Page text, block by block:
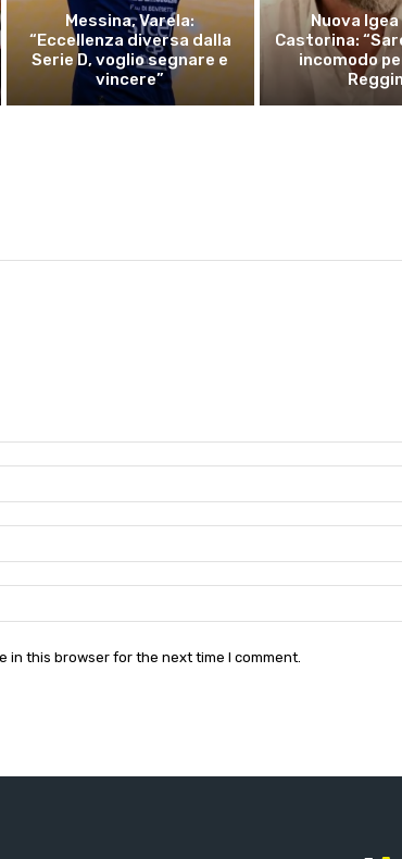
Messina, Varela:
“Eccellenza diversa dalla
Serie D, voglio segnare e
vincere”
Nuova
Castorina:
incomodo
in this browser for the next time I comment.